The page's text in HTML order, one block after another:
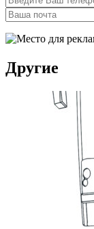
Другие